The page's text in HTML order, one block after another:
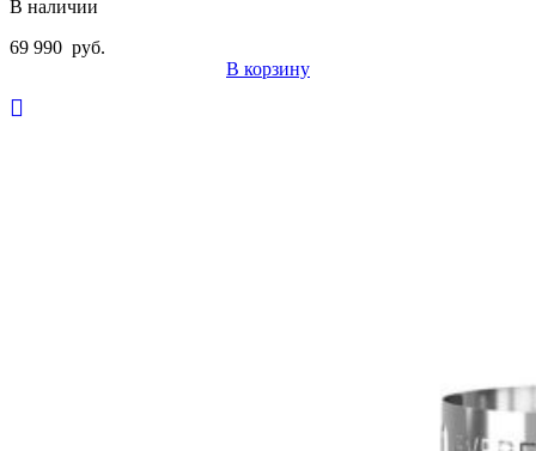
В наличии
69 990 руб.
В корзину